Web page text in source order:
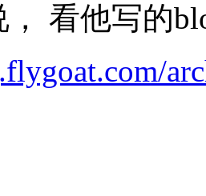
， 看他写的